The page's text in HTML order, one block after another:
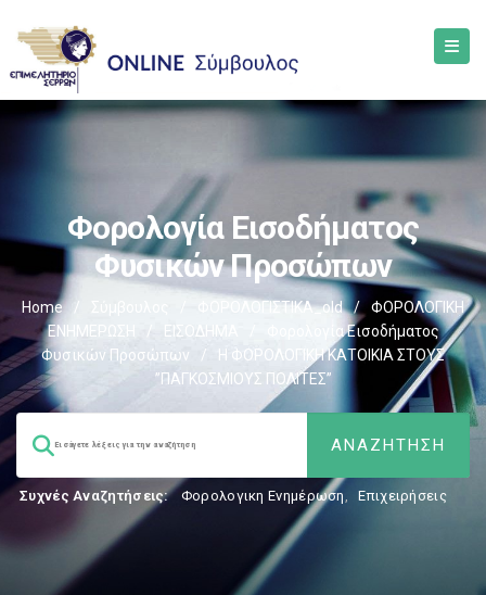
Φορολογία Εισοδήματος
Φυσικών Προσώπων
Home / Σύμβουλος ΦΟΡΟΛΟΓΙΣΤΙΚΑ_old /
ΦΟΡΟΛΟΓΙΚΗ
ΕΝΗΜΕΡΩΣΗ
/ ΕΙΣΟΔΗΜΑ
Φορολογία Εισοδήματος
Φυσικών Προσώπων
/
Η ΦΟΡΟΛΟΓΙΚΗ ΚΑΤΟΙΚΙΑ ΣΤΟΥΣ
”ΠΑΓΚΟΣΜΙΟΥΣ ΠΟΛΙΤΕΣ”
Συχνές Αναζητήσεις: Φορολογικη Ενημέρωση, Επιχειρήσεις